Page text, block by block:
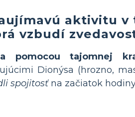
aktivitu v
vzbudí
pomocou tajomnej
Dionýsa (hrozno,
spojitosťna začiatok